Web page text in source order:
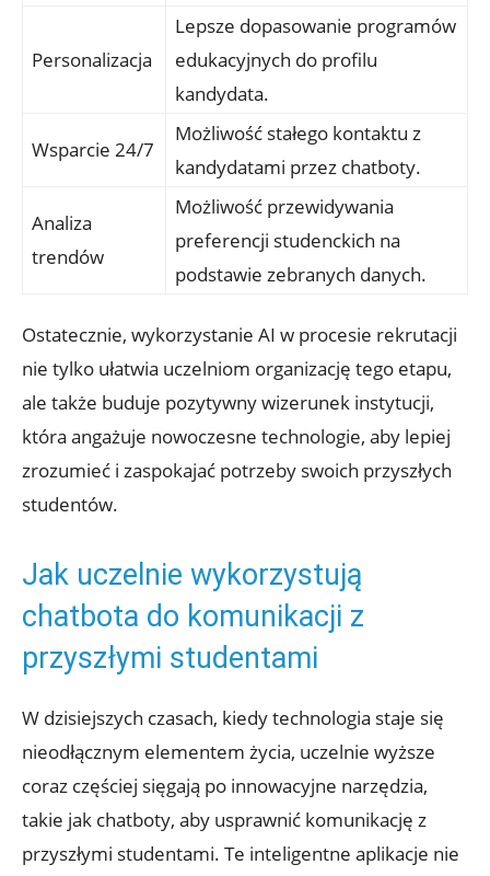
Personalizacja
Lepsze dopasowanie programów
edukacyjnych do profilu
kandydata.
Wsparcie 24/7
Możliwość stałego kontaktu z
kandydatami przez chatboty.
Analiza
trendów
Możliwość przewidywania
preferencji studenckich na
podstawie zebranych danych.
Ostatecznie, wykorzystanie AI w procesie rekrutacji
nie tylko ułatwia uczelniom organizację tego etapu,
ale także buduje pozytywny wizerunek instytucji,
która angażuje nowoczesne technologie, aby lepiej
zrozumieć i zaspokajać potrzeby swoich przyszłych
studentów.
Jak uczelnie wykorzystują
chatbota do komunikacji z
przyszłymi studentami
W dzisiejszych czasach, kiedy technologia staje się
nieodłącznym elementem życia, uczelnie wyższe
coraz częściej sięgają po innowacyjne narzędzia,
takie jak chatboty, aby usprawnić komunikację z
przyszłymi studentami. Te inteligentne aplikacje nie